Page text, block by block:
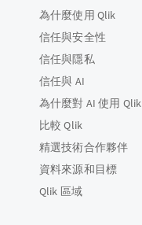
為什麼使用 Qlik
信任與安全性
信任與隱私
信任與 AI
為什麼對 AI 使用 Qlik
比較 Qlik
精選技術合作夥伴
資料來源和目標
Qlik 區域